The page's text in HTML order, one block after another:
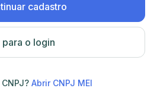
cadastro
para o login
Abrir CNPJ MEI